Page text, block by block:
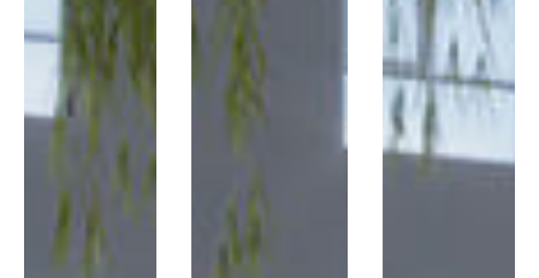
Trang chủ
Dự án
Mua bán
Cho thuê
Thị trường